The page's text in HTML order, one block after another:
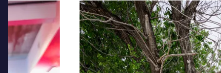
前
label.aria.chevronleft